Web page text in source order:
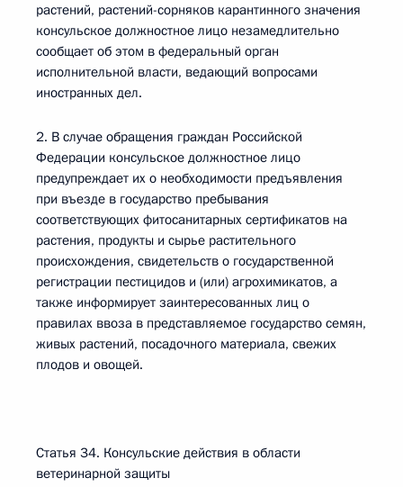
растений, растений-сорняков карантинного значения
консульское должностное лицо незамедлительно
сообщает об этом в федеральный орган
исполнительной власти, ведающий вопросами
иностранных дел.
2. В случае обращения граждан Российской
Федерации консульское должностное лицо
предупреждает их о необходимости предъявления
при въезде в государство пребывания
соответствующих фитосанитарных сертификатов на
растения, продукты и сырье растительного
происхождения, свидетельств о государственной
регистрации пестицидов и (или) агрохимикатов, а
также информирует заинтересованных лиц о
правилах ввоза в представляемое государство семян,
живых растений, посадочного материала, свежих
плодов и овощей.
Статья 34. Консульские действия в области
ветеринарной защиты